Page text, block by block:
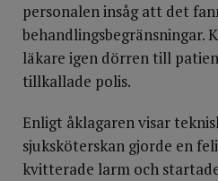
personalen insåg att det
behandlingsbegränsningar.
läkare igen dörren till
tillkallade polis.
Enligt åklagaren visar
sjuksköterskan gjorde en
kvitterade larm och